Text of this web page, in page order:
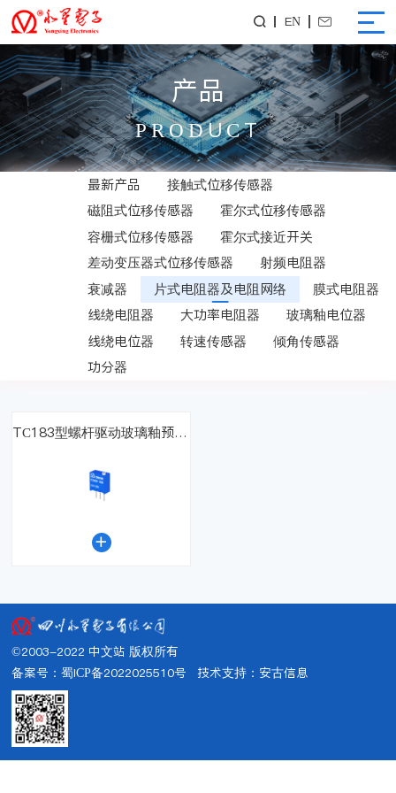
 EN 
产品
PRODUCT
最新产品
接触式位移传感器
磁阻式位移传感器
霍尔式位移传感器
容栅式位移传感器
霍尔式接近开关
差动变压器式位移传感器
射频电阻器
衰减器
片式电阻器及电阻网络
膜式电阻器
线绕电阻器
大功率电阻器
玻璃釉电位器
线绕电位器
转速传感器
倾角传感器
功分器
TC183型螺杆驱动玻璃釉预调电位器

©2003-2022 中文站 版权所有
备案号：蜀ICP备2022025510号 技术支持： 安古信息